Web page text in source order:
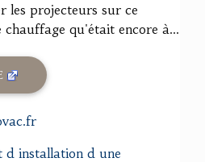
les projecteurs sur ce
chauffage qu'était encore à...
d installation d une